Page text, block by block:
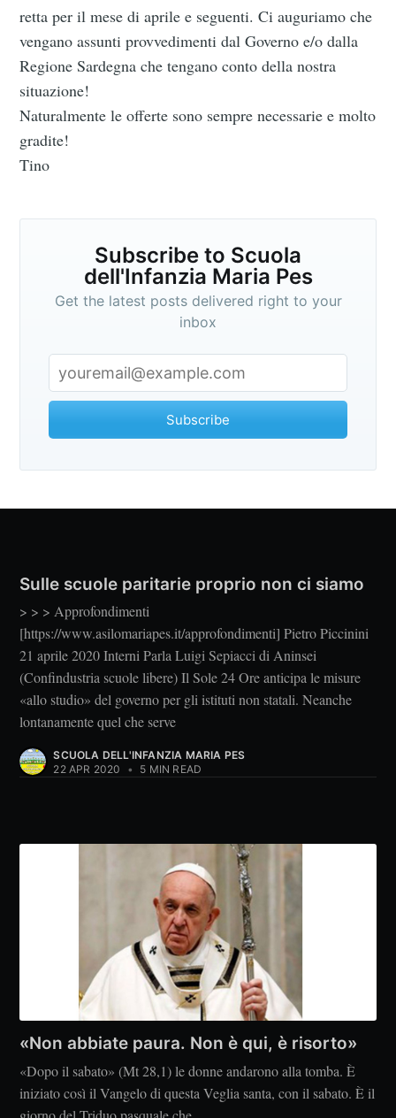
retta per il mese di aprile e seguenti. Ci auguriamo che
vengano assunti provvedimenti dal Governo e/o dalla
Regione Sardegna che tengano conto della nostra
situazione!
Naturalmente le offerte sono sempre necessarie e molto
gradite!
Tino
Subscribe to Scuola
dell'Infanzia Maria Pes
Get the latest posts delivered right to your
inbox
Subscribe
Sulle scuole paritarie proprio non ci siamo
> > > Approfondimenti
[https://www.asilomariapes.it/approfondimenti] Pietro Piccinini
21 aprile 2020 Interni Parla Luigi Sepiacci di Aninsei
(Confindustria scuole libere) Il Sole 24 Ore anticipa le misure
«allo studio» del governo per gli istituti non statali. Neanche
lontanamente quel che serve
SCUOLA DELL'INFANZIA MARIA PES
22 APR 2020
• 5 MIN READ
«Non abbiate paura. Non è qui, è risorto»
«Dopo il sabato» (Mt 28,1) le donne andarono alla tomba. È
iniziato così il Vangelo di questa Veglia santa, con il sabato. È il